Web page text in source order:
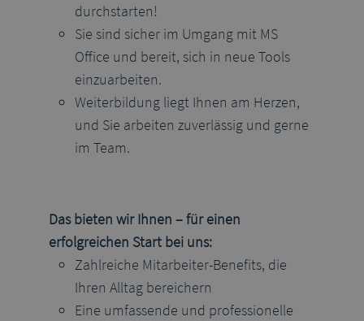
durchstarten!
Sie sind sicher im Umgang mit MS
Office und bereit, sich in neue Tools
einzuarbeiten.
Weiterbildung liegt Ihnen am Herzen,
und Sie arbeiten zuverlässig und gerne
im Team.
Das bieten wir Ihnen – für einen
erfolgreichen Start bei uns:
Zahlreiche Mitarbeiter-Benefits, die
Ihren Alltag bereichern
Eine umfassende und professionelle